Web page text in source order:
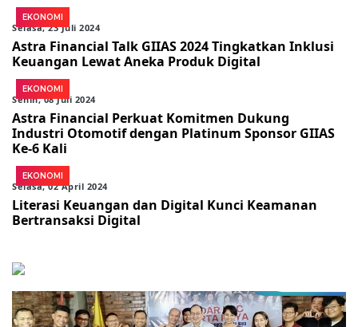
EKONOMI
Selasa, 23 Juli 2024
Astra Financial Talk GIIAS 2024 Tingkatkan Inklusi
Keuangan Lewat Aneka Produk Digital
EKONOMI
Senin, 08 Juli 2024
Astra Financial Perkuat Komitmen Dukung
Industri Otomotif dengan Platinum Sponsor GIIAS
Ke-6 Kali
EKONOMI
Selasa, 02 April 2024
Literasi Keuangan dan Digital Kunci Keamanan
Bertransaksi Digital